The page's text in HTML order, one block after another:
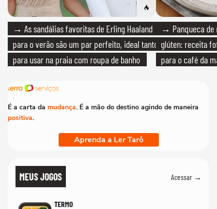
→ As sandálias favoritas de Erling Haaland
para o verão são um par perfeito, ideal tanto
para usar na praia com roupa de banho
→ Panqueca de
glúten: receita
para o café da
É a carta da mudança. É a mão do destino agindo de maneira
positiva.
Aprenda a Ler Tarô
MEUS JOGOS Acessar →
TERMO